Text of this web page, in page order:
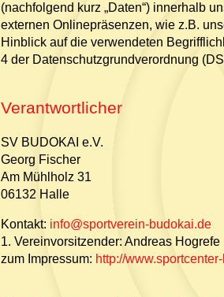
(nachfolgend kurz „Daten“) innerhalb
externen Onlinepräsenzen, wie z.B.
Hinblick auf die verwendeten
4 der Datenschutzgrundverordnung
Verantwortlicher
SV BUDOKAI e.V.
Georg Fischer
Am Mühlholz 31
06132 Halle
Kontakt: info@sportverein-budokai.de
1. Vereinvorsitzender: Andreas Hogrefe
zum Impressum: http://